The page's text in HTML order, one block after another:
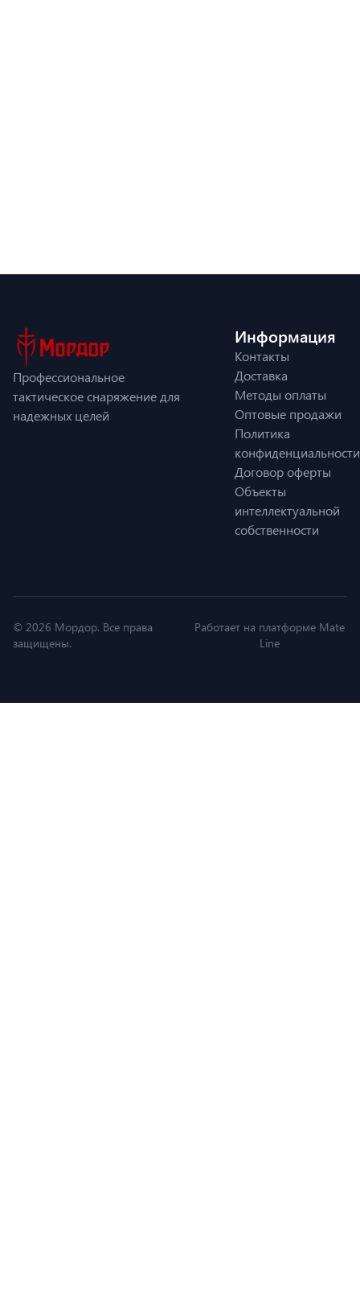
Профессиональное
тактическое снаряжение для
надежных целей
Информация
Контакты
Доставка
Методы оплаты
Оптовые продажи
Политика
конфиденциальности
Договор оферты
Объекты
интеллектуальной
собственности
© 2026 Мордор. Все права
защищены.
Работает на платформе Mate
Line